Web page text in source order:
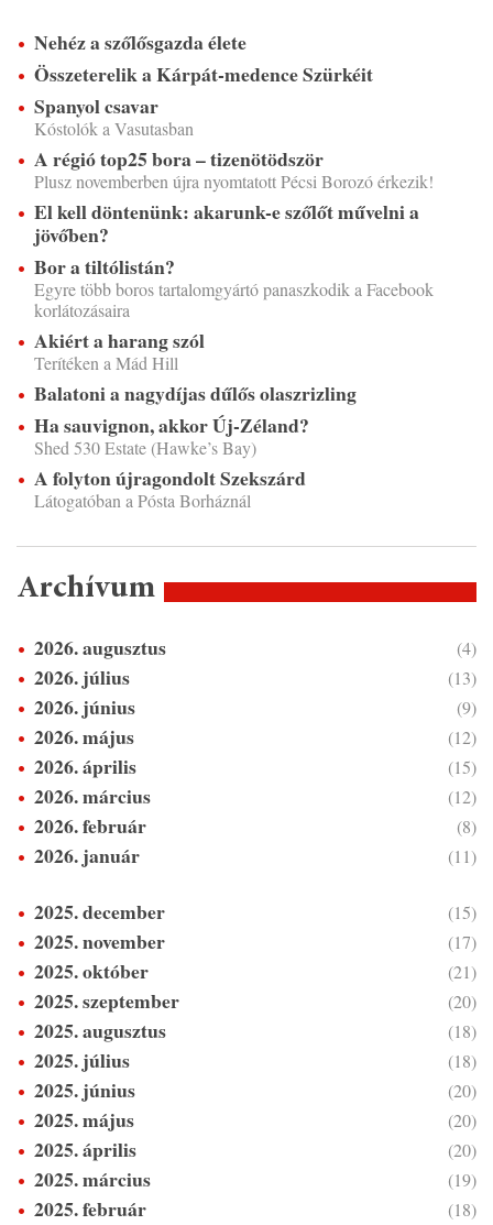
Nehéz a szőlősgazda élete
Összeterelik a Kárpát-medence Szürkéit
Spanyol csavar
Kóstolók a Vasutasban
A régió top25 bora – tizenötödször
Plusz novemberben újra nyomtatott Pécsi Borozó érkezik!
El kell döntenünk: akarunk-e szőlőt művelni a
jövőben?
Bor a tiltólistán?
Egyre több boros tartalomgyártó panaszkodik a Facebook
korlátozásaira
Akiért a harang szól
Terítéken a Mád Hill
Balatoni a nagydíjas dűlős olaszrizling
Ha sauvignon, akkor Új-Zéland?
Shed 530 Estate (Hawke’s Bay)
A folyton újragondolt Szekszárd
Látogatóban a Pósta Borháznál
Archívum
2026. augusztus (4)
2026. július (13)
2026. június (9)
2026. május (12)
2026. április (15)
2026. március (12)
2026. február (8)
2026. január (11)
2025. december (15)
2025. november (17)
2025. október (21)
2025. szeptember (20)
2025. augusztus (18)
2025. július (18)
2025. június (20)
2025. május (20)
2025. április (20)
2025. március (19)
2025. február (18)